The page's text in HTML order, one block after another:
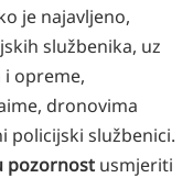
je najavljeno,
službenika, uz
opreme,
dronovima
policijski službenici.
pozornost usmjeriti